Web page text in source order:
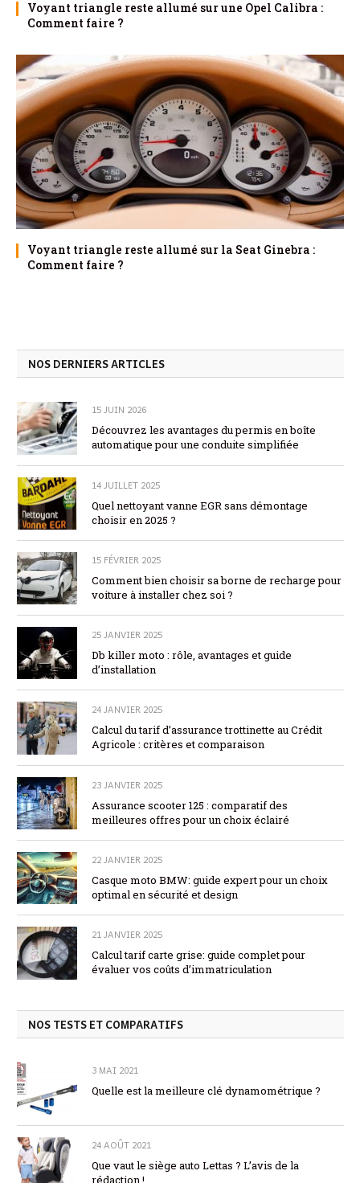
Voyant triangle reste allumé sur une Opel Calibra :
Comment faire ?
Voyant triangle reste allumé sur la Seat Ginebra :
Comment faire ?
NOS DERNIERS ARTICLES
15 JUIN 2026
Découvrez les avantages du permis en boîte
automatique pour une conduite simplifiée
14 JUILLET 2025
Quel nettoyant vanne EGR sans démontage
choisir en 2025 ?
15 FÉVRIER 2025
Comment bien choisir sa borne de recharge pour
voiture à installer chez soi ?
25 JANVIER 2025
Db killer moto : rôle, avantages et guide
d’installation
24 JANVIER 2025
Calcul du tarif d’assurance trottinette au Crédit
Agricole : critères et comparaison
23 JANVIER 2025
Assurance scooter 125 : comparatif des
meilleures offres pour un choix éclairé
22 JANVIER 2025
Casque moto BMW: guide expert pour un choix
optimal en sécurité et design
21 JANVIER 2025
Calcul tarif carte grise: guide complet pour
évaluer vos coûts d’immatriculation
NOS TESTS ET COMPARATIFS
3 MAI 2021
Quelle est la meilleure clé dynamométrique ?
24 AOÛT 2021
Que vaut le siège auto Lettas ? L’avis de la
rédaction !